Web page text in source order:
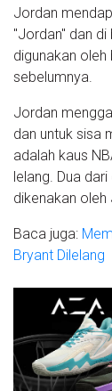
Jordan
"Jordan" dan
digunakan
sebelumnya.
Jordan
dan untuk sisa
adalah kaus
lelang. Dua
dikenakan oleh
Baca juga:
Bryant Dilelang